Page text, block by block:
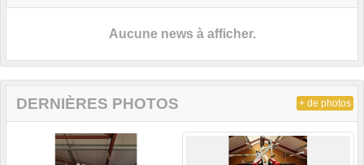
Aucune news à afficher.
DERNIÈRES PHOTOS + de photos